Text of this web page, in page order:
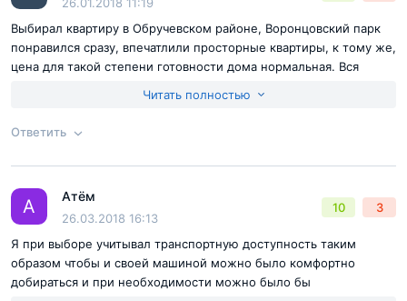
Согласен справилами публикациина сайте
Отправить комментарий
Выбирал квартиру в Обручевском районе, Воронцовский парк
понравился сразу, впечатлили просторные квартиры, к тому же,
цена для такой степени готовности дома нормальная. Вся
очень хорошо в плане безопасности. Рассматривал и другие
Читать полностью
Ответить
Ответ на отзыв
А Атём
26.03.2018 16:13
10 3
Я при выборе учитывал транспортную доступность таким
образом чтобы и своей машиной можно было комфортно
добираться и при необходимости можно было бы